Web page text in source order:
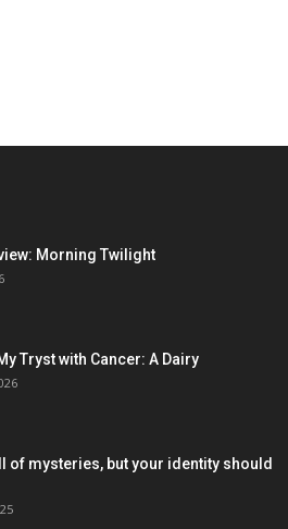
Morning Twilight
Tryst with Cancer: A Dairy
of mysteries, but your identity should